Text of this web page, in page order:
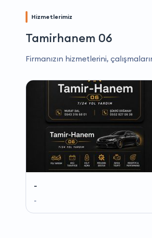
Hizmetlerimiz
Tamirhanem 06
Firmanızın hizmetlerini,
-
-